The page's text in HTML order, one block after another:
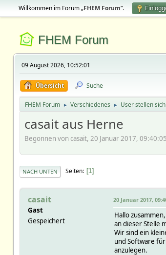
Willkommen im Forum „FHEM Forum“.
FHEM Forum
09 August 2026, 10:52:01
Übersicht Suche
FHEM Forum ► Verschiedenes ► User stellen
casait aus Herne
Begonnen von casait, 20 Januar 2017, 09:40:05
NACH UNTEN Seiten 1
casait
Gast
Gespeichert
20 Januar 2017,
Hallo zusammen,
an dieser Stelle
Wir sind ein
und Software
anzulegen.